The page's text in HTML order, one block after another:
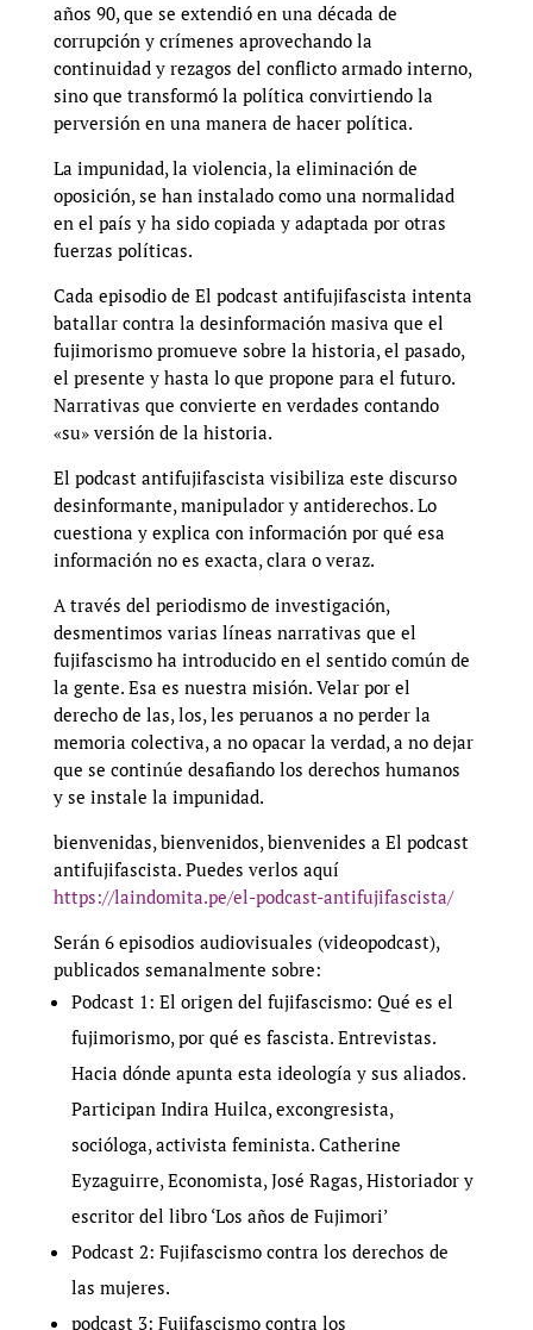
años 90, que se extendió en una década de
corrupción y crímenes aprovechando la
continuidad y rezagos del conflicto armado interno,
sino que transformó la política convirtiendo la
perversión en una manera de hacer política.
La impunidad, la violencia, la eliminación de
oposición, se han instalado como una normalidad
en el país y ha sido copiada y adaptada por otras
fuerzas políticas.
Cada episodio de El podcast antifujifascista intenta
batallar contra la desinformación masiva que el
fujimorismo promueve sobre la historia, el pasado,
el presente y hasta lo que propone para el futuro.
Narrativas que convierte en verdades contando
«su» versión de la historia.
El podcast antifujifascista visibiliza este discurso
desinformante, manipulador y antiderechos. Lo
cuestiona y explica con información por qué esa
información no es exacta, clara o veraz.
A través del periodismo de investigación,
desmentimos varias líneas narrativas que el
fujifascismo ha introducido en el sentido común de
la gente. Esa es nuestra misión. Velar por el
derecho de las, los, les peruanos a no perder la
memoria colectiva, a no opacar la verdad, a no dejar
que se continúe desafiando los derechos humanos
y se instale la impunidad.
bienvenidas, bienvenidos, bienvenides a El podcast
antifujifascista. Puedes verlos aquí
https://laindomita.pe/el-podcast-antifujifascista/
Serán 6 episodios audiovisuales (videopodcast),
publicados semanalmente sobre:
Podcast 1: El origen del fujifascismo: Qué es el
fujimorismo, por qué es fascista. Entrevistas.
Hacia dónde apunta esta ideología y sus aliados.
Participan Indira Huilca, excongresista,
socióloga, activista feminista. Catherine
Eyzaguirre, Economista, José Ragas, Historiador y
escritor del libro ‘Los años de Fujimori’
Podcast 2: Fujifascismo contra los derechos de
las mujeres.
podcast 3: Fujifascismo contra los